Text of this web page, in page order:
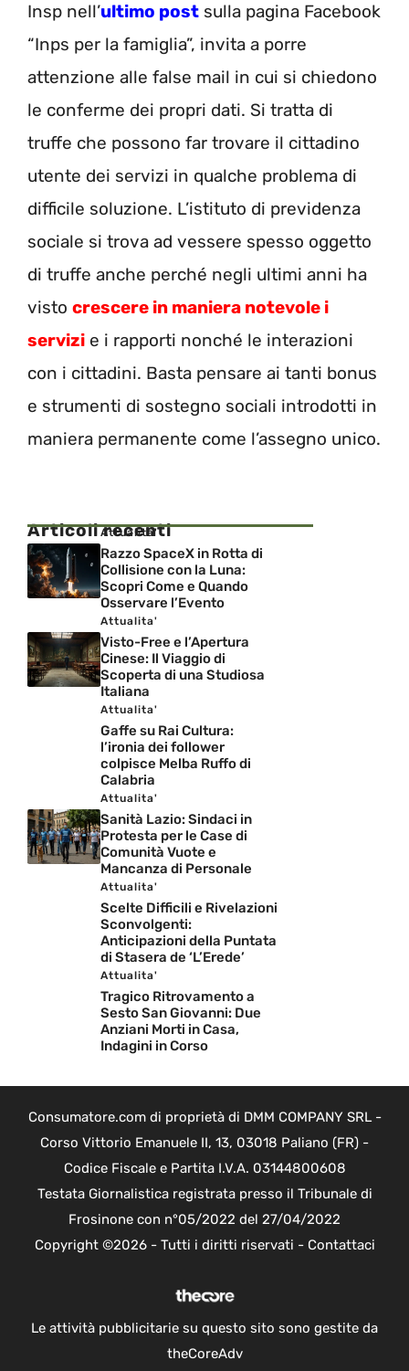
Insp nell’ultimo post sulla pagina Facebook
“Inps per la famiglia”, invita a porre
attenzione alle false mail in cui si chiedono
le conferme dei propri dati. Si tratta di
truffe che possono far trovare il cittadino
utente dei servizi in qualche problema di
difficile soluzione. L’istituto di previdenza
sociale si trova ad vessere spesso oggetto
di truffe anche perché negli ultimi anni ha
visto crescere in maniera notevole i
servizi e i rapporti nonché le interazioni
con i cittadini. Basta pensare ai tanti bonus
e strumenti di sostegno sociali introdotti in
maniera permanente come l’assegno unico.
Articoli recenti
Attualita'
Razzo SpaceX in Rotta di
Collisione con la Luna:
Scopri Come e Quando
Osservare l’Evento
Attualita'
Visto-Free e l’Apertura
Cinese: Il Viaggio di
Scoperta di una Studiosa
Italiana
Attualita'
Gaffe su Rai Cultura:
l’ironia dei follower
colpisce Melba Ruffo di
Calabria
Attualita'
Sanità Lazio: Sindaci in
Protesta per le Case di
Comunità Vuote e
Mancanza di Personale
Attualita'
Scelte Difficili e Rivelazioni
Sconvolgenti:
Anticipazioni della Puntata
di Stasera de ‘L’Erede’
Attualita'
Tragico Ritrovamento a
Sesto San Giovanni: Due
Anziani Morti in Casa,
Indagini in Corso
Consumatore.com di proprietà di DMM COMPANY SRL -
Corso Vittorio Emanuele II, 13, 03018 Paliano (FR) -
Codice Fiscale e Partita I.V.A. 03144800608
Testata Giornalistica registrata presso il Tribunale di
Frosinone con n°05/2022 del 27/04/2022
Copyright ©2026 - Tutti i diritti riservati - Contattaci
Le attività pubblicitarie su questo sito sono gestite da
theCoreAdv